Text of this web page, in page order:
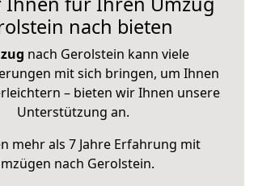
nach bieten
nach Gerolstein kann viele
mit sich bringen, um Ihnen
– bieten wir Ihnen unsere
Unterstützung an.
mehr als 7 Jahre Erfahrung mit
nach Gerolstein.